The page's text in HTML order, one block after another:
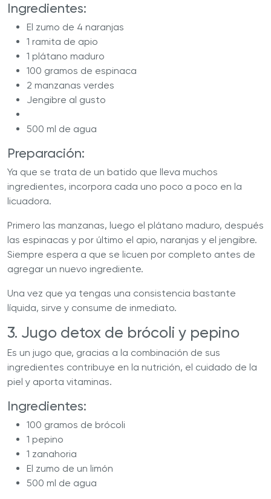
Ingredientes:
El zumo de 4 naranjas
1 ramita de apio
1 plátano maduro
100 gramos de espinaca
2 manzanas verdes
Jengibre al gusto
500 ml de agua
Preparación:
Ya que se trata de un batido que lleva muchos
ingredientes, incorpora cada uno poco a poco en la
licuadora.
Primero las manzanas, luego el plátano maduro, después
las espinacas y por último el apio, naranjas y el jengibre.
Siempre espera a que se licuen por completo antes de
agregar un nuevo ingrediente.
Una vez que ya tengas una consistencia bastante
líquida, sirve y consume de inmediato.
3. Jugo detox de brócoli y pepino
Es un jugo que, gracias a la combinación de sus
ingredientes contribuye en la nutrición, el cuidado de la
piel y aporta vitaminas.
Ingredientes:
100 gramos de brócoli
1 pepino
1 zanahoria
El zumo de un limón
500 ml de agua